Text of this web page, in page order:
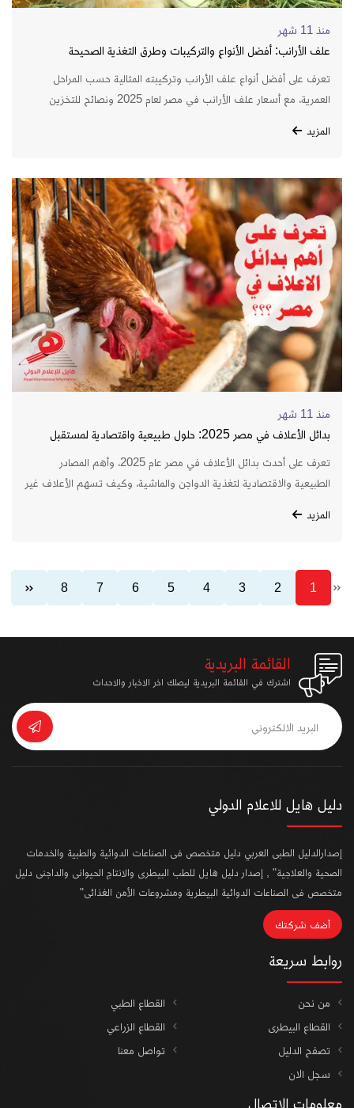
منذ 11 شهر
علف الأرانب: أفضل الأنواع والتركيبات وطرق التغذية الصحيحة
تعرف على أفضل أنواع علف الأرانب وتركيبته المثالية حسب المراحل
العمرية، مع أسعار علف الأرانب في مصر لعام 2025 ونصائح للتخزين
المزيد
منذ 11 شهر
بدائل الأعلاف في مصر 2025: حلول طبيعية واقتصادية لمستقبل
الزراعة المستدامة
تعرف على أحدث بدائل الأعلاف في مصر عام 2025، وأهم المصادر
الطبيعية والاقتصادية لتغذية الدواجن والماشية، وكيف تسهم الأعلاف غير
المزيد
1
2
3
4
5
6
7
8
القائمة البريدية
اشترك في القائمة البريدية ليصلك اخر الاخبار والاحداث
دليل هايل للاعلام الدولي
إصدارالدليل الطبى العربي دليل متخصص فى الصناعات الدوائية والطبية والخدمات
الصحية والعلاجية" , إصدار دليل هايل للطب البيطرى والانتاج الحيوانى والداجنى دليل
متخصص فى الصناعات الدوائية البيطرية ومشروعات الأمن الغذائى"
أضف شركتك
روابط سريعة
من نحن
القطاع الطبي
القطاع البيطرى
القطاع الزراعي
تصفح الدليل
تواصل معنا
سجل الان
معلومات الاتصال